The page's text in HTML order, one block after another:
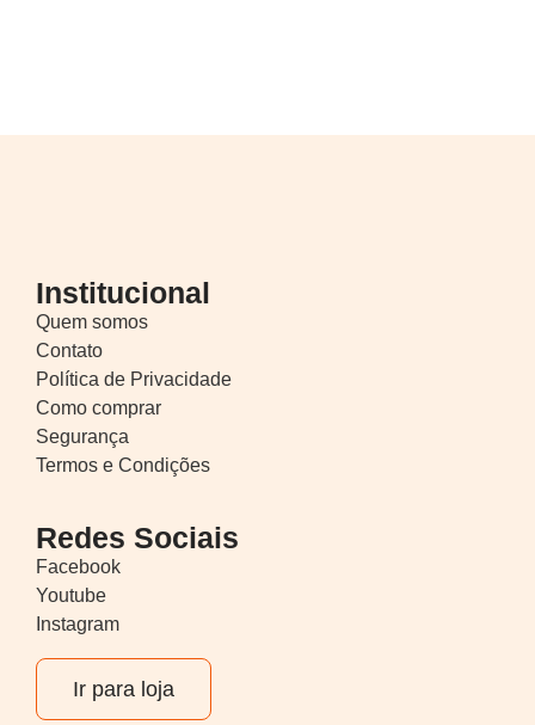
Institucional
Quem somos
Contato
Política de Privacidade
Como comprar
Segurança
Termos e Condições
Redes Sociais
Facebook
Youtube
Instagram
Ir para loja